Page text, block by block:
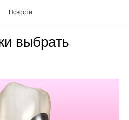
Новости
выбрать